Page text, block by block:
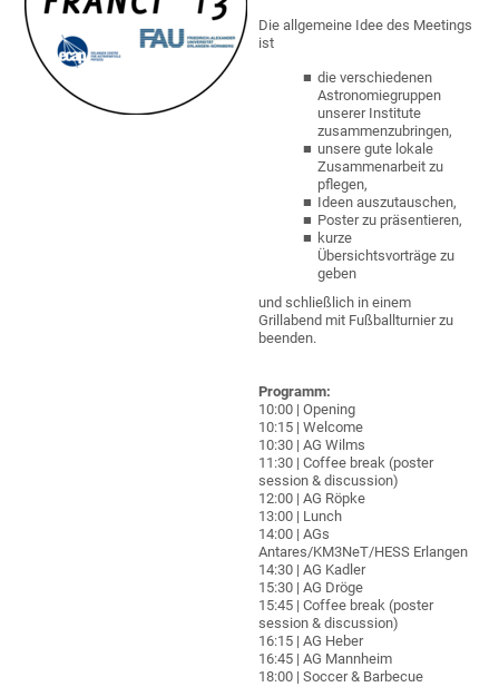
Die allgemeine Idee des Meetings
ist
die verschiedenen
Astronomiegruppen
unserer Institute
zusammenzubringen,
unsere gute lokale
Zusammenarbeit zu
pflegen,
Ideen auszutauschen,
Poster zu präsentieren,
kurze
Übersichtsvorträge zu
geben
und schließlich in einem
Grillabend mit Fußballturnier zu
beenden.
Programm:
10:00 | Opening
10:15 | Welcome
10:30 | AG Wilms
11:30 | Coffee break (poster
session & discussion)
12:00 | AG Röpke
13:00 | Lunch
14:00 | AGs
Antares/KM3NeT/HESS Erlangen
14:30 | AG Kadler
15:30 | AG Dröge
15:45 | Coffee break (poster
session & discussion)
16:15 | AG Heber
16:45 | AG Mannheim
18:00 | Soccer & Barbecue